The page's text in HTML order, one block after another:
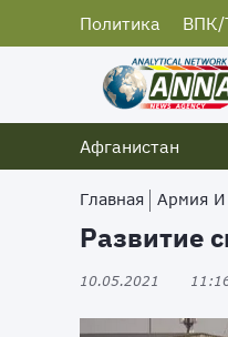
Политика ВПК/
Афганистан
Главная Армия И
Развитие
10.05.2021